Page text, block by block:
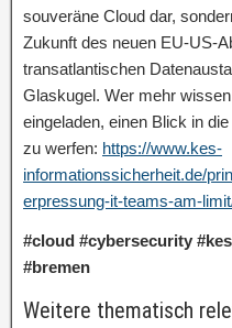
souveräne Cloud dar,
Zukunft des neuen EU-US-
transatlantischen
Glaskugel. Wer mehr
eingeladen, einen Blick in
zu werfen: https://www.kes-
informationssicherheit.de/
erpressung-it-teams-am-
#cloud #cybersecurity
#bremen
Weitere thematisch